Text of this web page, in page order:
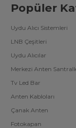
Popüler
Uydu Alıcı Sistemleri
LNB Çeşitleri
Uydu Alıcılar
Merkezi Anten
Tv Led Bar
Anten Kabloları
Çanak Anten
Fotokapan